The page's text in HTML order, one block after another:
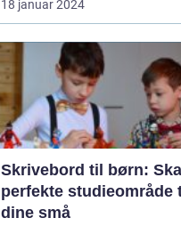
18 januar 2024
Skrivebord til børn:
perfekte studieområde
dine små